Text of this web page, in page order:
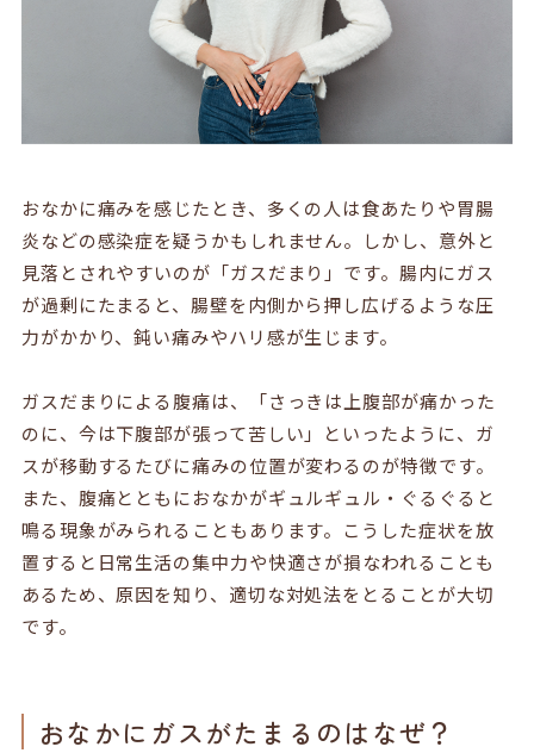
おなかに痛みを感じたとき、多くの人は食あたりや胃腸
炎などの感染症を疑うかもしれません。しかし、意外と
見落とされやすいのが「ガスだまり」です。腸内にガス
が過剰にたまると、腸壁を内側から押し広げるような圧
力がかかり、鈍い痛みやハリ感が生じます。
ガスだまりによる腹痛は、「さっきは上腹部が痛かった
のに、今は下腹部が張って苦しい」といったように、ガ
スが移動するたびに痛みの位置が変わるのが特徴です。
また、腹痛とともにおなかがギュルギュル・ぐるぐると
鳴る現象がみられることもあります。こうした症状を放
置すると日常生活の集中力や快適さが損なわれることも
あるため、原因を知り、適切な対処法をとることが大切
です。
おなかにガスがたまるのはなぜ？